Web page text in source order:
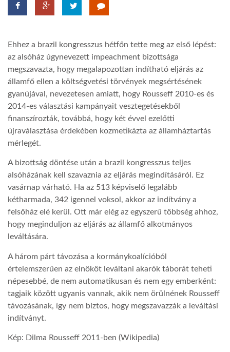
AFRIKA TUDÁSTÁR
A NAP SZÉPE
LINKTR.EE
GLOBOZSARU
DOBRAVERO.HU
LATIMO.HU
Ehhez a brazil kongresszus hétfőn tette meg az első lépést:
az alsóház úgynevezett impeachment bizottsága
megszavazta, hogy megalapozottan indítható eljárás az
államfő ellen a költségvetési törvények megsértésének
gyanújával, nevezetesen amiatt, hogy Rousseff 2010-es és
2014-es választási kampányait vesztegetésekből
finanszírozták, továbbá, hogy két évvel ezelőtti
újraválasztása érdekében kozmetikázta az államháztartás
mérlegét.
A bizottság döntése után a brazil kongresszus teljes
alsóházának kell szavaznia az eljárás megindításáról. Ez
vasárnap várható. Ha az 513 képviselő legalább
kétharmada, 342 igennel voksol, akkor az indítvány a
felsőház elé kerül. Ott már elég az egyszerű többség ahhoz,
hogy meginduljon az eljárás az államfő alkotmányos
leváltására.
A három párt távozása a kormánykoalícióból
értelemszerűen az elnököt leváltani akarók táborát teheti
népesebbé, de nem automatikusan és nem egy emberként:
tagjaik között ugyanis vannak, akik nem örülnének Rousseff
távozásának, így nem biztos, hogy megszavazzák a leváltási
indítványt.
Kép: Dilma Rousseff 2011-ben (Wikipedia)